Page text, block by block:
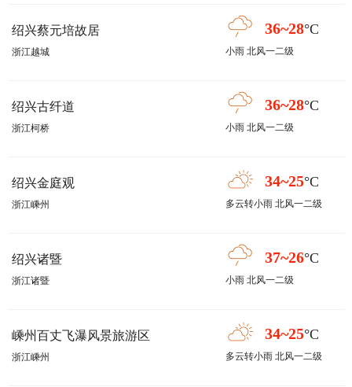
绍兴蔡元培故居
浙江越城
36~28°C
小雨 北风一二级
绍兴古纤道
浙江柯桥
36~28°C
小雨 北风一二级
绍兴金庭观
浙江嵊州
34~25°C
多云转小雨 北风一二级
绍兴诸暨
浙江诸暨
37~26°C
小雨 北风一二级
嵊州百丈飞瀑风景旅游区
浙江嵊州
34~25°C
多云转小雨 北风一二级